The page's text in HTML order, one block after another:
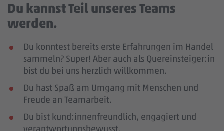
Du kannst Teil unseres Teams
werden.
Du konntest bereits erste Erfahrungen im Handel
sammeln? Super! Aber auch als Quereinsteiger:in
bist du bei uns herzlich willkommen.
Du hast Spaß am Umgang mit Menschen und
Freude an Teamarbeit.
Du bist kund:innenfreundlich, engagiert und